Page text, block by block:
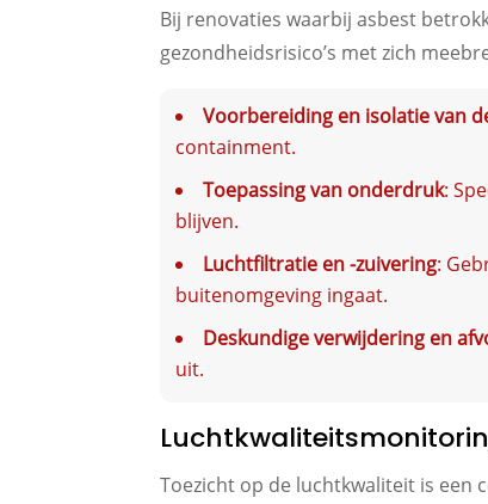
Bij renovaties waarbij asbest
gezondheidsrisico’s met zich
Voorbereiding en isolatie van
containment.
Toepassing van onderdruk:
blijven.
Luchtfiltratie en -zuivering:
buitenomgeving ingaat.
Deskundige verwijdering en
uit.
Toezicht op de luchtkwaliteit is